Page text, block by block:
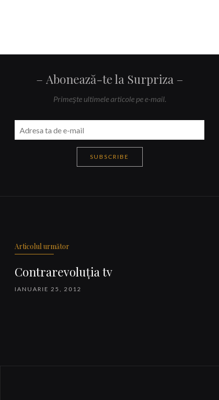
Abonează-te la Surpriza
Primeşte ultimele articole pe e-mail.
SUBSCRIBE
Articolul următor
Contrarevoluţia tv
IANUARIE 25, 2012